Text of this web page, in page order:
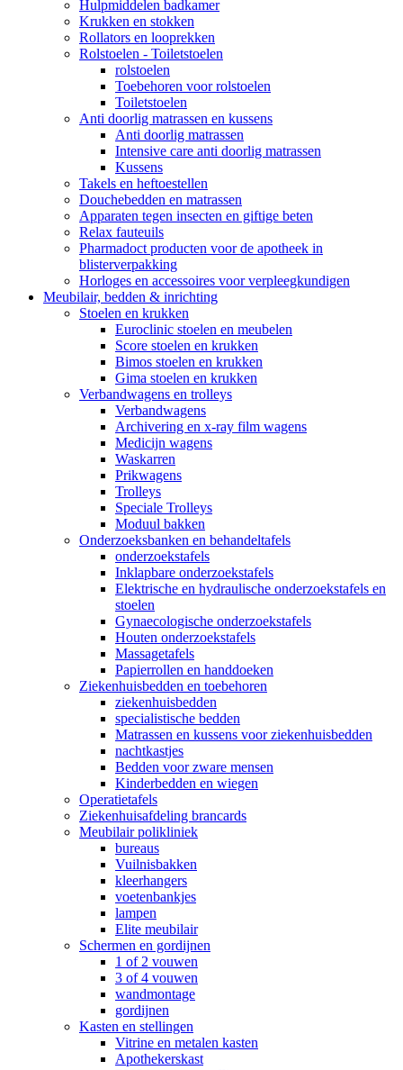
Hulpmiddelen badkamer
Krukken en stokken
Rollators en looprekken
Rolstoelen - Toiletstoelen
rolstoelen
Toebehoren voor rolstoelen
Toiletstoelen
Anti doorlig matrassen en kussens
Anti doorlig matrassen
Intensive care anti doorlig matrassen
Kussens
Takels en heftoestellen
Douchebedden en matrassen
Apparaten tegen insecten en giftige beten
Relax fauteuils
Pharmadoct producten voor de apotheek in
blisterverpakking
Horloges en accessoires voor verpleegkundigen
Meubilair, bedden & inrichting
Stoelen en krukken
Euroclinic stoelen en meubelen
Score stoelen en krukken
Bimos stoelen en krukken
Gima stoelen en krukken
Verbandwagens en trolleys
Verbandwagens
Archivering en x-ray film wagens
Medicijn wagens
Waskarren
Prikwagens
Trolleys
Speciale Trolleys
Moduul bakken
Onderzoeksbanken en behandeltafels
onderzoekstafels
Inklapbare onderzoekstafels
Elektrische en hydraulische onderzoekstafels en
stoelen
Gynaecologische onderzoekstafels
Houten onderzoekstafels
Massagetafels
Papierrollen en handdoeken
Ziekenhuisbedden en toebehoren
ziekenhuisbedden
specialistische bedden
Matrassen en kussens voor ziekenhuisbedden
nachtkastjes
Bedden voor zware mensen
Kinderbedden en wiegen
Operatietafels
Ziekenhuisafdeling brancards
Meubilair polikliniek
bureaus
Vuilnisbakken
kleerhangers
voetenbankjes
lampen
Elite meubilair
Schermen en gordijnen
1 of 2 vouwen
3 of 4 vouwen
wandmontage
gordijnen
Kasten en stellingen
Vitrine en metalen kasten
Apothekerskast